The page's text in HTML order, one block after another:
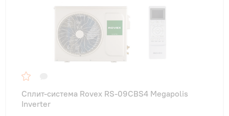
Площадь, м2
до 35 м² (5)
до 54 м²
Сплит-система Rovex RS-09CBS4 Megapolis
Inverter